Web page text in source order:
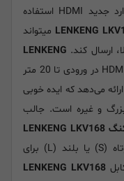
فناوری برای تشکیل یک سیگنال استاندارد جدید HDMI استفاده
میتواند
ارسال کند. LENKENG
یک انتقال آسان از با طول کابل HDMI در ورودی تا 20 متر
زیاد ارائه می‌دهد که ایده خوبی
بزرگ و غیره است. جالب
دارای دکمه برای انتخاب بین مسافت کوتاه (S) یا بلند (L) برای
LENKENG LKV168